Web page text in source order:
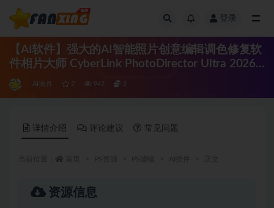
登录
【AI软件】强大的AI智能照片创意编辑调色修复软
件相片大师 CyberLink PhotoDirector Ultra 2026
v17.1.1321.0 Win中文版
AI插件 2 942 2
详情介绍 评论建议 常见问题
资源信息